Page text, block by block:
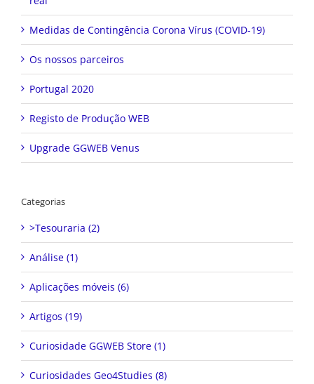
Medidas de Contingência Corona Vírus (COVID-19)
Os nossos parceiros
Portugal 2020
Registo de Produção WEB
Upgrade GGWEB Venus
Categorias
>Tesouraria (2)
Análise (1)
Aplicações móveis (6)
Artigos (19)
Curiosidade GGWEB Store (1)
Curiosidades Geo4Studies (8)